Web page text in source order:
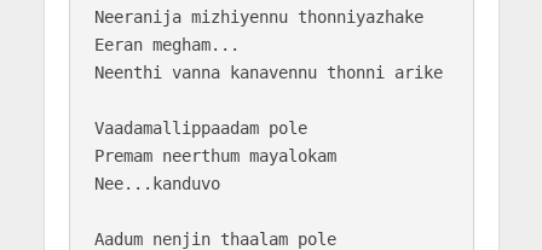
Neeranija mizhiyennu thonniyazhake
Eeran megham...
Neenthi vanna kanavennu thonni arike
Vaadamallippaadam pole
Premam neerthum mayalokam
Nee...kanduvo
Aadum nenjin thaalam pole